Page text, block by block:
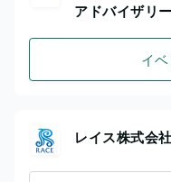
アドバイザリー
イ
レイス株式会社